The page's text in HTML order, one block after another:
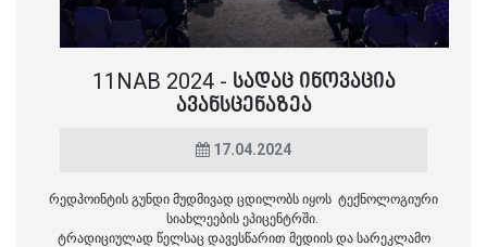
11NAB 2024 - ᲡᲐᲓᲐᲪ ᲘᲜᲝᲕᲐᲪᲘᲐ
ᲐᲕᲐᲜᲡᲪᲔᲜᲐᲖᲔᲐ
17.04.2024
რედპოინტის გუნდი მუდმივად ცდილობს იყოს ტექნოლოგიური
სიახლეების ეპიცენტრში.
ტრადიციულად წელსაც დავესწარით მედიის და სარეკლამო